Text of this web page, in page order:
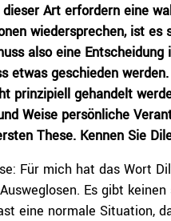
Art erfordern eine
wiedersprechen, ist
also eine
etwas geschieden
prinzipiell gehandelt
Weise persönliche
These. Kennen Sie
Für mich hat das Wort
Es gibt
eine normale Situation,